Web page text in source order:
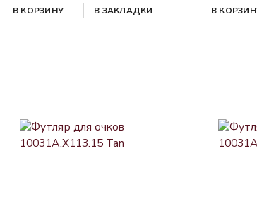
В КОРЗИНУ В ЗАКЛАДКИ В